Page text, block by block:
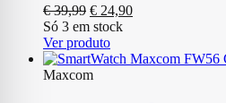
€39,99 O
preço
original
era:
€ 39,99.
€ 24,90O
é:
Só 3 em stock
Ver produto
Maxcom